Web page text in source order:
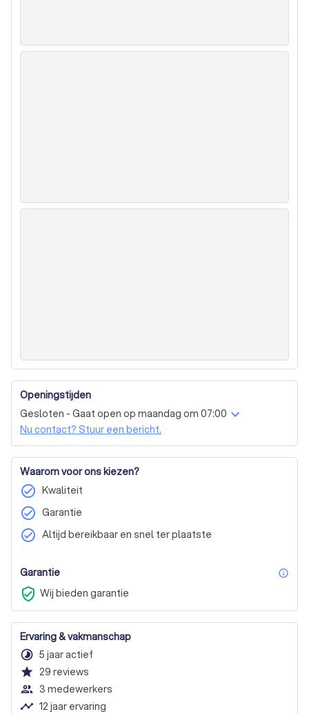
Openingstijden
Gesloten - Gaat open op maandag om 07:00
Nu contact? Stuur een bericht.
Waarom voor ons kiezen?
check_circle Kwaliteit
check_circle Garantie
check_circle Altijd bereikbaar en snel ter plaatste
Garantie
verified_user Wij bieden garantie
Ervaring & vakmanschap
timelapse 5 jaar actief
star 29 reviews
people_outline 3 medewerkers
timeline 12 jaar ervaring